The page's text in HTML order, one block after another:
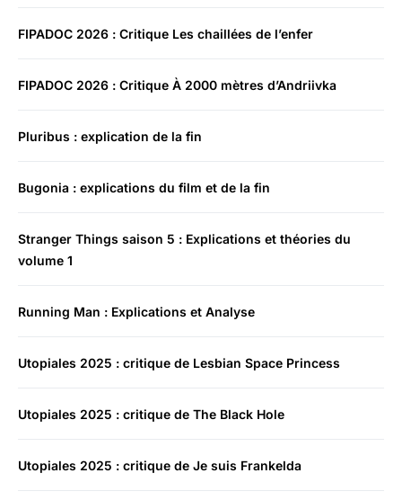
FIPADOC 2026 : Critique Les chaillées de l’enfer
FIPADOC 2026 : Critique À 2000 mètres d’Andriivka
Pluribus : explication de la fin
Bugonia : explications du film et de la fin
Stranger Things saison 5 : Explications et théories du
volume 1
Running Man : Explications et Analyse
Utopiales 2025 : critique de Lesbian Space Princess
Utopiales 2025 : critique de The Black Hole
Utopiales 2025 : critique de Je suis Frankelda